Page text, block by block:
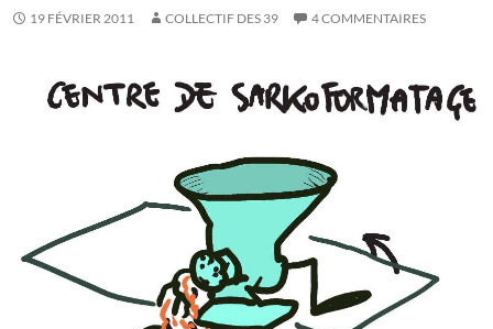
19 FÉVRIER 2011 COLLECTIF DES 39 4 COMMENTAIRES